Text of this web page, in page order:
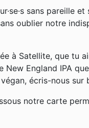
sans pareille
oublier notre
à Satellite, que tu
New England IPA
écris-nous sur
notre carte